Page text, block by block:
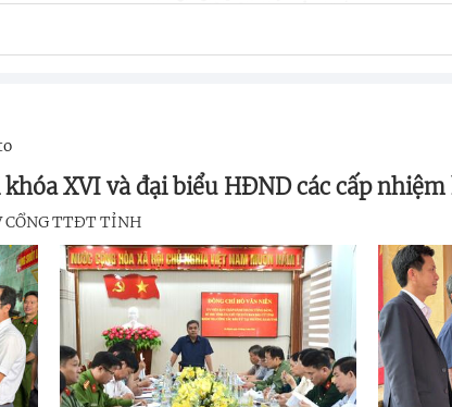
XVI và đại biểu HĐND các cấp
CỔNG TTĐT TỈNH